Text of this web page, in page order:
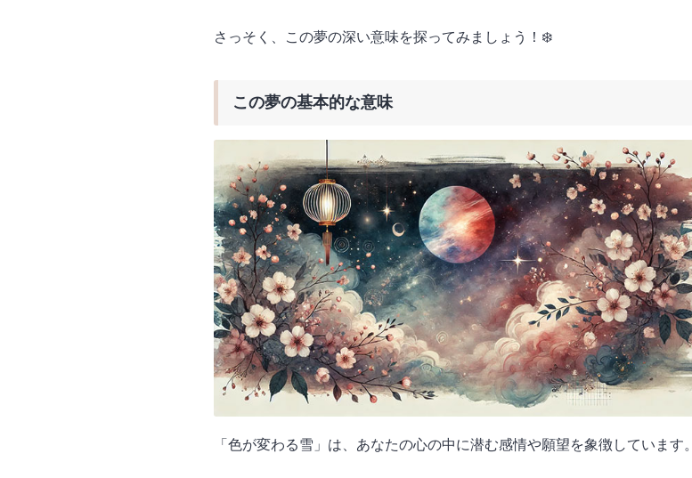
さっそく、この夢の深い意味を探ってみましょう！❄️
この夢の基本的な意味
「色が変わる雪」は、あなたの心の中に潜む感情や願望を象徴しています。